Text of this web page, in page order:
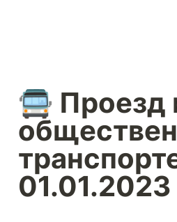
🚍 Проезд
01.01.2023